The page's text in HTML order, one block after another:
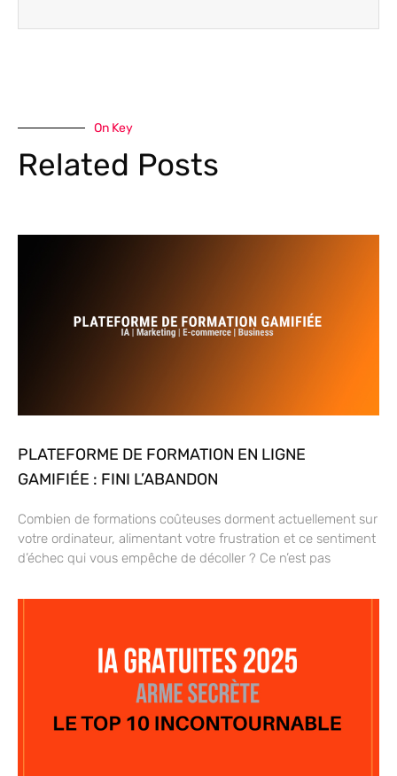
On Key
Related Posts
PLATEFORME DE FORMATION EN LIGNE
GAMIFIÉE : FINI L’ABANDON
Combien de formations coûteuses dorment actuellement sur
votre ordinateur, alimentant votre frustration et ce sentiment
d’échec qui vous empêche de décoller ? Ce n’est pas